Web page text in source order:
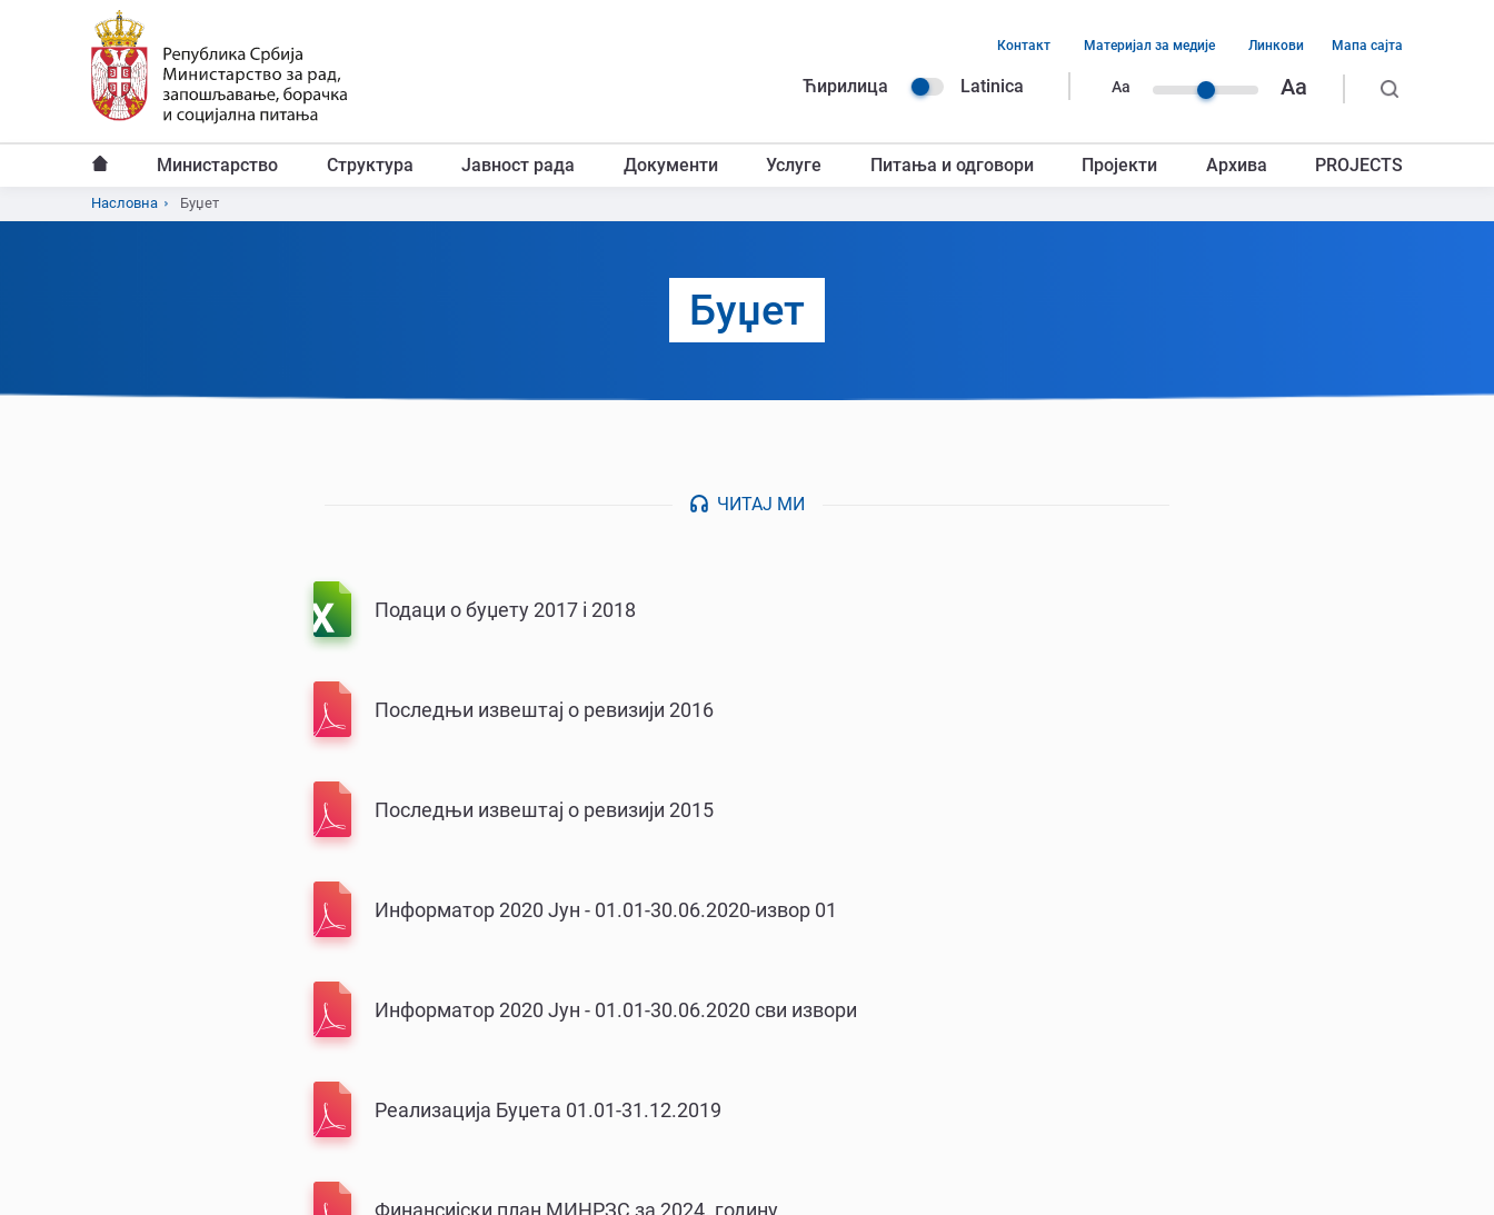
Ћирилица Latinica Aa Aa
заглавља
Контакт Материјал за медије Линкови Мапа сајта
Министарство Структура Јавност рада Документи Услуге Питања и одговори Пројекти Архива PROJECTS
Насловна Буџет
Буџет
ЧИТАЈ МИ
Подаци о буџету 2017 i 2018
Последњи извештај о ревизији 2016
Последњи извештај о ревизији 2015
Информатор 2020 Јун - 01.01-30.06.2020-извор 01
Информатор 2020 Јун - 01.01-30.06.2020 сви извори
Реализација Буџета 01.01-31.12.2019
Финансијски план МИНРЗС за 2024. годину